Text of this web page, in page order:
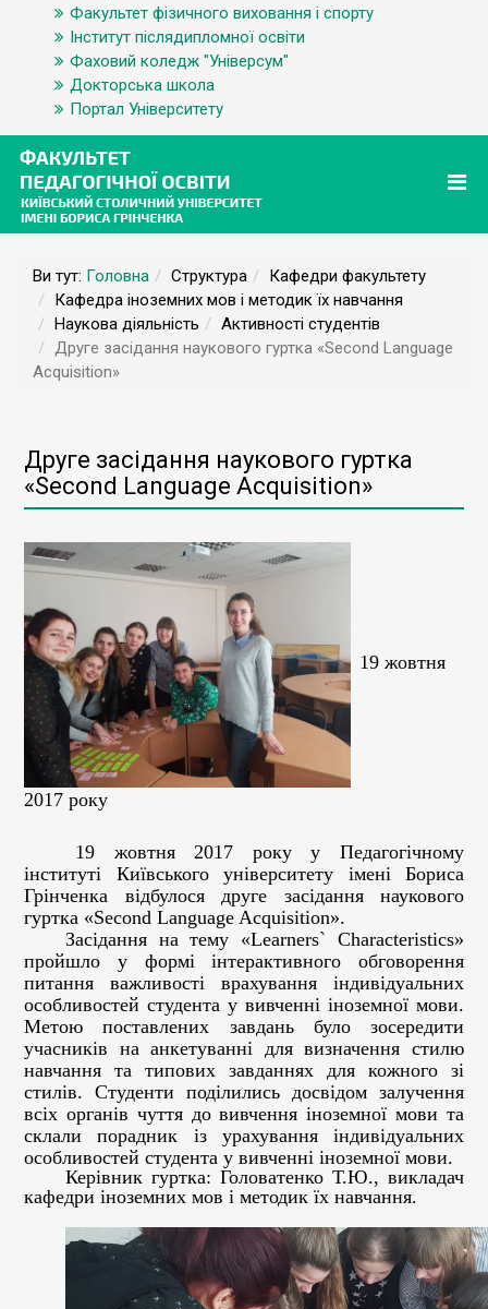
Факультет фізичного виховання і спорту
Інститут післядипломної освіти
Фаховий коледж "Універсум"
Докторська школа
Портал Університету
Ви тут: Головна Структура
Кафедри факультету
Кафедра іноземних мов і методик їх навчання
Наукова діяльність
Активності студентів
Друге засідання наукового гуртка «Second Language
Acquisition»
Друге засідання наукового гуртка
«Second Language Acquisition»
19 жовтня
2017 року
19 жовтня 2017 рокуу
Педагогічному
інституті
Київського університету імені
Бориса
Грінченка
відбулося друге засідання наукового
гуртка «Second Language Acquisition».
Засідання на тему «Learners`Characteristics»
пройшло у формі інтерактивного обговорення
питання важливості врахування індивідуальних
особливостей студента у вивченні іноземної мови.
Метою поставлених завдань було зосередити
учасників на анкетуванні для визначення стилю
навчання та типових завданнях для кожного зі
стилів. Студенти поділились досвідом залучення
всіх органів чуття до вивчення іноземної мови та
склали порадник із урахування індивідуальних
особливостей студента у вивченні іноземної мови.
Керівник гуртка: Головатенко Т.Ю., викладач
кафедри іноземних мов і методик їх навчання.